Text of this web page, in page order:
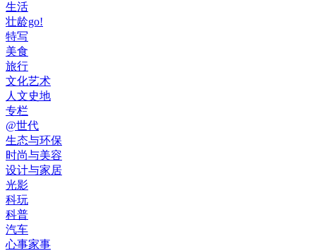
生活
壮龄go!
特写
美食
旅行
文化艺术
人文史地
专栏
@世代
生态与环保
时尚与美容
设计与家居
光影
科玩
科普
汽车
心事家事